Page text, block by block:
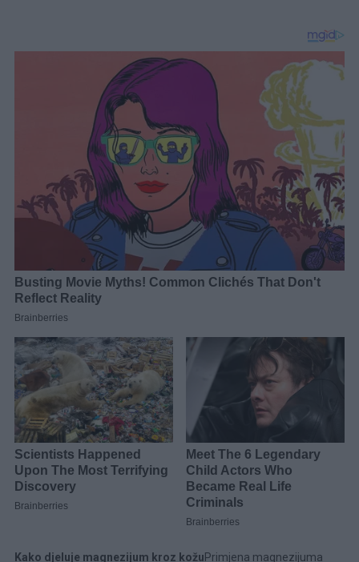
Kako djeluje magnezijum kroz kožuPrimjena magnezijuma